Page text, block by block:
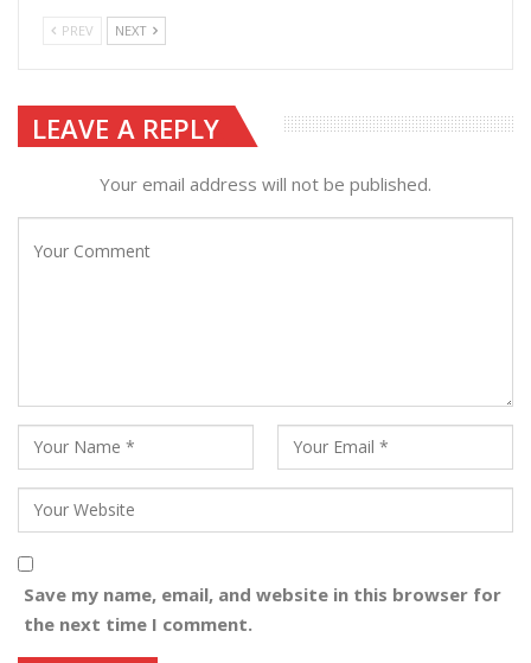
PREV NEXT
LEAVE A REPLY
Your email address will not be published.
Save my name, email, and website in this browser for
the next time I comment.